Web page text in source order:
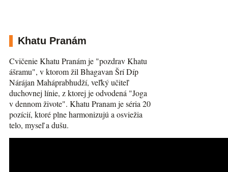
Khatu Pranám
Cvičenie Khatu Pranám je "pozdrav Khatu
ášramu", v ktorom žil Bhagavan Šrí Díp
Nárájan Maháprabhudží, veľký učiteľ
duchovnej línie, z ktorej je odvodená "Joga
v dennom živote". Khatu Pranam je séria 20
pozícií, ktoré plne harmonizujú a osviežia
telo, myseľ a dušu.